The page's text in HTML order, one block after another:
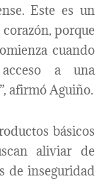
Este es un
porque
cuando
a una
afirmó Aguiño.
básicos
aliviar de
de inseguridad